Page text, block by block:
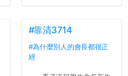
#靠清3714
#為什麼別人的會長都很正
經